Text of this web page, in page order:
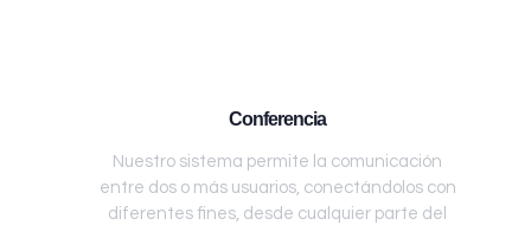
Conferencia
Nuestro sistema permite la comunicación
entre dos o más usuarios, conectándolos con
diferentes fines, desde cualquier parte del